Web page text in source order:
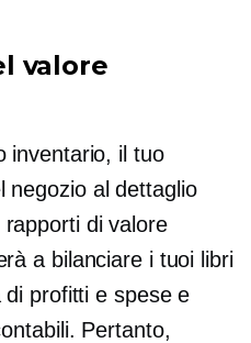
valore
inventario, il tuo
negozio al dettaglio
di valore
a bilanciare i tuoi libri
profitti e spese e
Pertanto,